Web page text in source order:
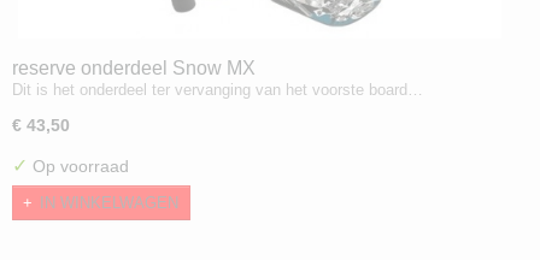
reserve onderdeel Snow MX
Dit is het onderdeel ter vervanging van het voorste board…
€ 43,50
✓ Op voorraad
IN WINKELWAGEN